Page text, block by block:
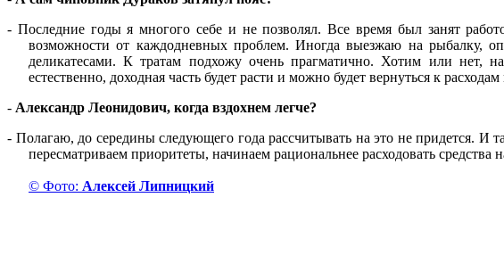
- Последние годы я многого себе и не позволял. Все время был занят
возможности от каждодневных проблем. Иногда выезжаю на рыбалку,
деликатесами. К тратам подхожу очень прагматично. Хотим или нет,
естественно, доходная часть будет расти и можно будет вернуться к
- Александр Леонидович, когда вздохнем легче?
- Полагаю, до середины следующего года рассчитывать на это не придется.
пересматриваем приоритеты, начинаем рациональнее расходовать средства
© Фото: Алексей Липницкий